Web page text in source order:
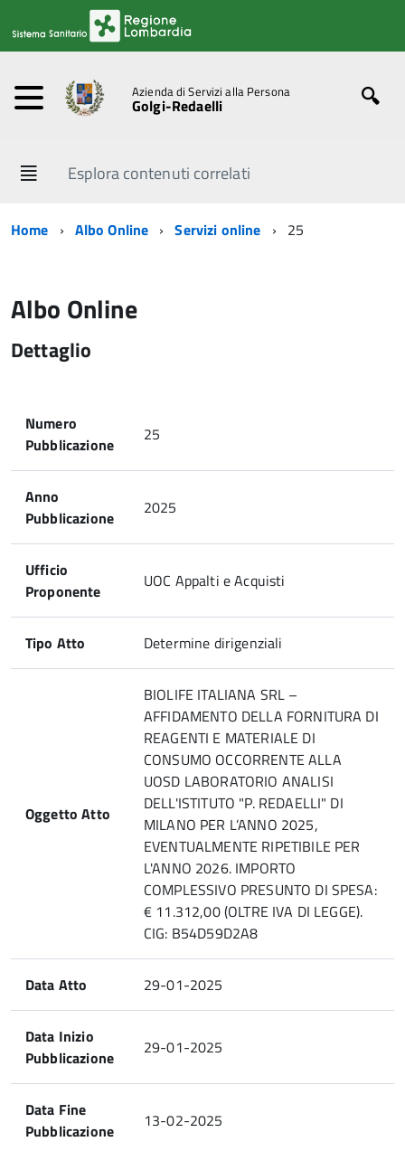
Azienda di Servizi alla Persona
Golgi-Redaelli
Esplora contenuti correlati
Home Albo Online Servizi online 25
Albo Online
Dettaglio
Numero
Pubblicazione
25
Anno
Pubblicazione
2025
Ufficio
Proponente
UOC Appalti e Acquisti
Tipo Atto Determine dirigenziali
Oggetto Atto
BIOLIFE ITALIANA SRL –
AFFIDAMENTO DELLA FORNITURA DI
REAGENTI E MATERIALE DI
CONSUMO OCCORRENTE ALLA
UOSD LABORATORIO ANALISI
DELL'ISTITUTO "P. REDAELLI" DI
MILANO PER L’ANNO 2025,
EVENTUALMENTE RIPETIBILE PER
L'ANNO 2026. IMPORTO
COMPLESSIVO PRESUNTO DI SPESA:
€ 11.312,00 (OLTRE IVA DI LEGGE).
CIG: B54D59D2A8
Data Atto 29-01-2025
Data Inizio
Pubblicazione
29-01-2025
Data Fine
Pubblicazione
13-02-2025